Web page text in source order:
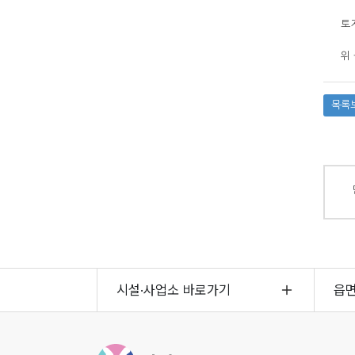
토
위
목록
시설·사업소 바로가기 읍
영덕군청